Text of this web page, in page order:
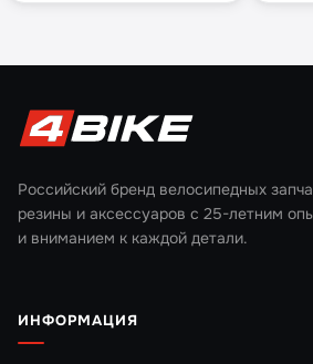
Российский бренд велосипедных
резины и аксессуаров с 25-летним
и вниманием к каждой детали.
ИНФОРМАЦИЯ